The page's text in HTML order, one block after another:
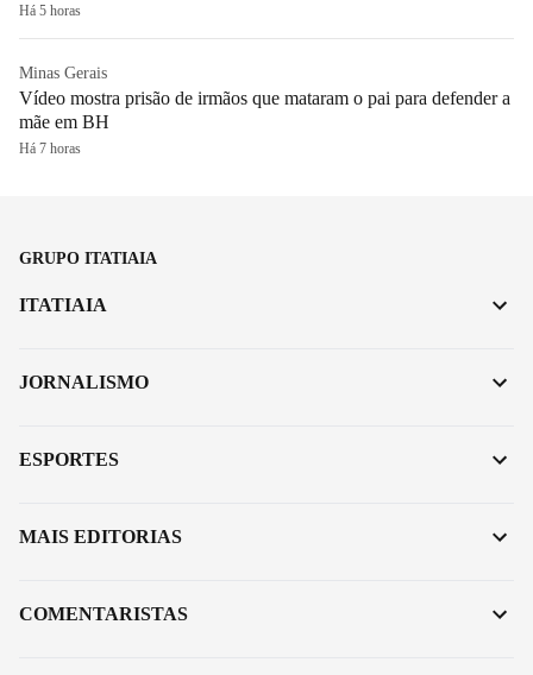
Há 5 horas
Minas Gerais
Vídeo mostra prisão de irmãos que mataram o pai para defender a
mãe em BH
Há 7 horas
GRUPO ITATIAIA
ITATIAIA
JORNALISMO
ESPORTES
MAIS EDITORIAS
COMENTARISTAS